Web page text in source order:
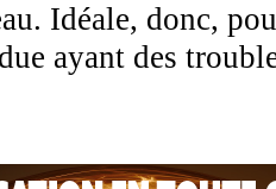
Idéale, donc,
ayant des